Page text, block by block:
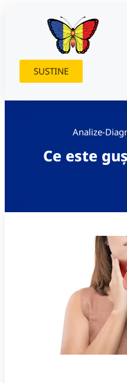
SUSTINE
Analize-
Ce este